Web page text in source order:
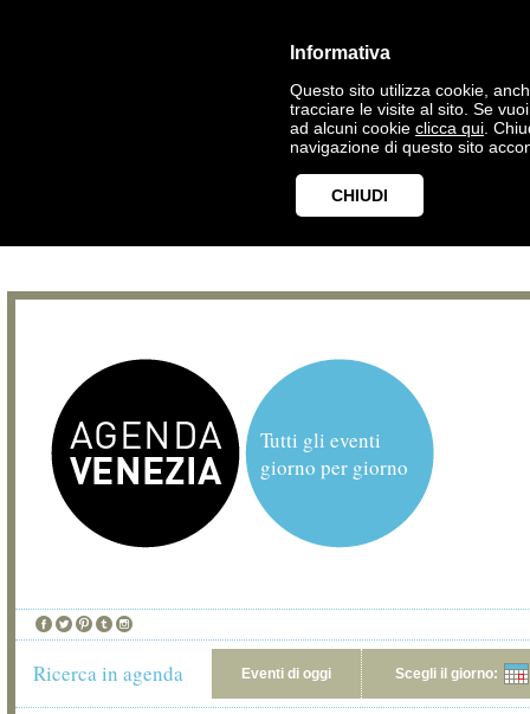
Informativa
Questo sito utilizza cookie,
tracciare le visite al sito. Se
ad alcuni cookie clicca qui .
navigazione di questo sito
CHIUDI
Tutti gli eventi
giorno per giorno
Ricerca in agenda Eventi di oggi Scegli il giorno: